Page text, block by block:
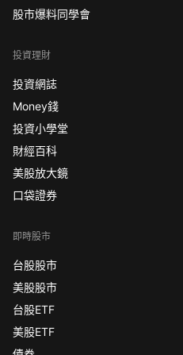
股市爆料同學會
投資理財
投資網誌
Money錢
投資小學堂
財經百科
美股放大鏡
口袋證券
即時股市
台股股市
美股股市
台股ETF
美股ETF